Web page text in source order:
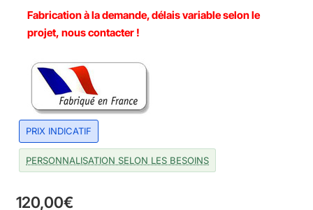
Fabrication à la demande, délais variable selon le
projet, nous contacter !
PRIX INDICATIF
PERSONNALISATION SELON LES BESOINS
120,00€